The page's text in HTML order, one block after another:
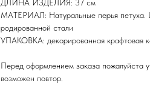
ДЛИНА ИЗДЕЛИЯ: 37 см
МАТЕРИАЛ: Натуральные перья петуха.
родированной стали
УПАКОВКА: декорированная крафтовая
Перед оформлением заказа пожалуйста
возможен повтор.